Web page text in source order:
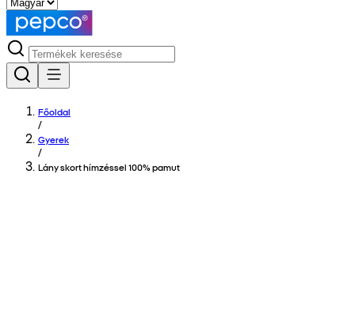
Főoldal
/
Gyerek
/
Lány skort hímzéssel 100% pamut